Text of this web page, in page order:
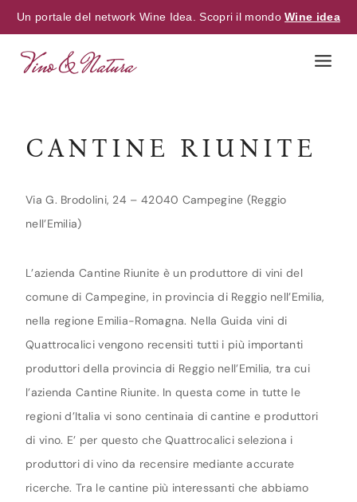
Un portale del network Wine Idea. Scopri il mondoWine idea
CANTINE RIUNITE
Via G. Brodolini, 24 – 42040 Campegine (Reggio
nell’Emilia)
L’azienda Cantine Riunite è un produttore di vini del
comune di Campegine, in provincia di Reggio nell’Emilia,
nella regione Emilia-Romagna. Nella Guida vini di
Quattrocalici vengono recensiti tutti i più importanti
produttori della provincia di Reggio nell’Emilia, tra cui
l’azienda Cantine Riunite. In questa come in tutte le
regioni d’Italia vi sono centinaia di cantine e produttori
di vino. E’ per questo che Quattrocalici seleziona i
produttori di vino da recensire mediante accurate
ricerche. Tra le cantine più interessanti che abbiamo